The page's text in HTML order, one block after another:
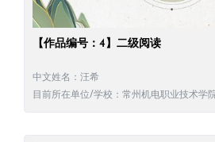
【作品编号：4】二级阅读
中文姓名：汪希
目前所在单位/学校：常州机电职业技术学